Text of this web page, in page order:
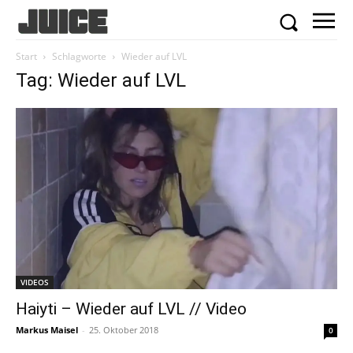
Start Schlagworte Wieder auf LVL
Tag: Wieder auf LVL
VIDEOS
Haiyti – Wieder auf LVL // Video
Markus Maisel - 25. Oktober 2018 0